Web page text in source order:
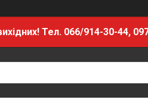
Тел. 066/914-30-44,